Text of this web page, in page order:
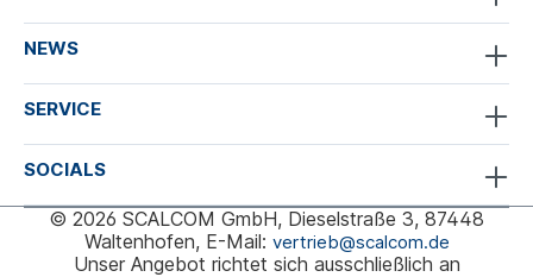
NEWS
SERVICE
SOCIALS
© 2026 SCALCOM GmbH, Dieselstraße 3, 87448
Waltenhofen, E-Mail: vertrieb@scalcom.de
Unser Angebot richtet sich ausschließlich an